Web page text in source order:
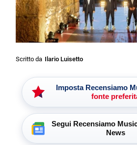
Scritto da Ilario Luisetto
Imposta Recensiamo
fonte
Segui Recensiamo
News